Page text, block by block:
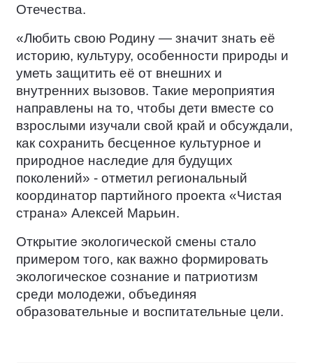
Отечества.
«Любить свою Родину — значит знать её
историю, культуру, особенности природы и
уметь защитить её от внешних и
внутренних вызовов. Такие мероприятия
направлены на то, чтобы дети вместе со
взрослыми изучали свой край и обсуждали,
как сохранить бесценное культурное и
природное наследие для будущих
поколений» - отметил региональный
координатор партийного проекта «Чистая
страна» Алексей Марьин.
Открытие экологической смены стало
примером того, как важно формировать
экологическое сознание и патриотизм
среди молодежи, объединяя
образовательные и воспитательные цели.